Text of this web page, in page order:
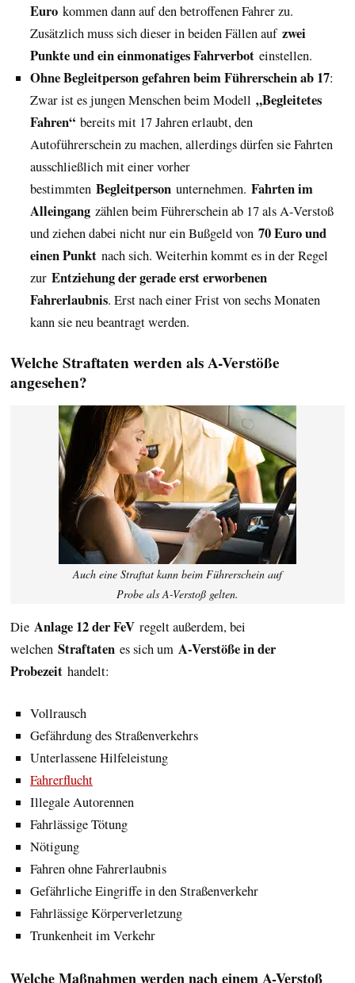
Euro kommen dann auf den betroffenen Fahrer zu.
Zusätzlich muss sich dieser in beiden Fällen auf zwei
Punkte und ein einmonatiges Fahrverbot einstellen.
Ohne Begleitperson gefahren beim Führerschein ab 17:
Zwar ist es jungen Menschen beim Modell „Begleitetes
Fahren“ bereits mit 17 Jahren erlaubt, den
Autoführerschein zu machen, allerdings dürfen sie Fahrten
ausschließlich mit einer vorher
bestimmten Begleitperson unternehmen. Fahrten im
Alleingang zählen beim Führerschein ab 17 als A-Verstoß
und ziehen dabei nicht nur ein Bußgeld von 70 Euro und
einen Punkt nach sich. Weiterhin kommt es in der Regel
zur Entziehung der gerade erst erworbenen
Fahrerlaubnis. Erst nach einer Frist von sechs Monaten
kann sie neu beantragt werden.
Welche Straftaten werden als A-Verstöße
angesehen?
Auch eine Straftat kann beim Führerschein auf
Probe als A-Verstoß gelten.
Die Anlage 12 der FeV regelt außerdem, bei
welchen Straftaten es sich um A-Verstöße in der
Probezeit handelt:
Vollrausch
Gefährdung des Straßenverkehrs
Unterlassene Hilfeleistung
Fahrerflucht
Illegale Autorennen
Fahrlässige Tötung
Nötigung
Fahren ohne Fahrerlaubnis
Gefährliche Eingriffe in den Straßenverkehr
Fahrlässige Körperverletzung
Trunkenheit im Verkehr
Welche Maßnahmen werden nach einem A-Verstoß